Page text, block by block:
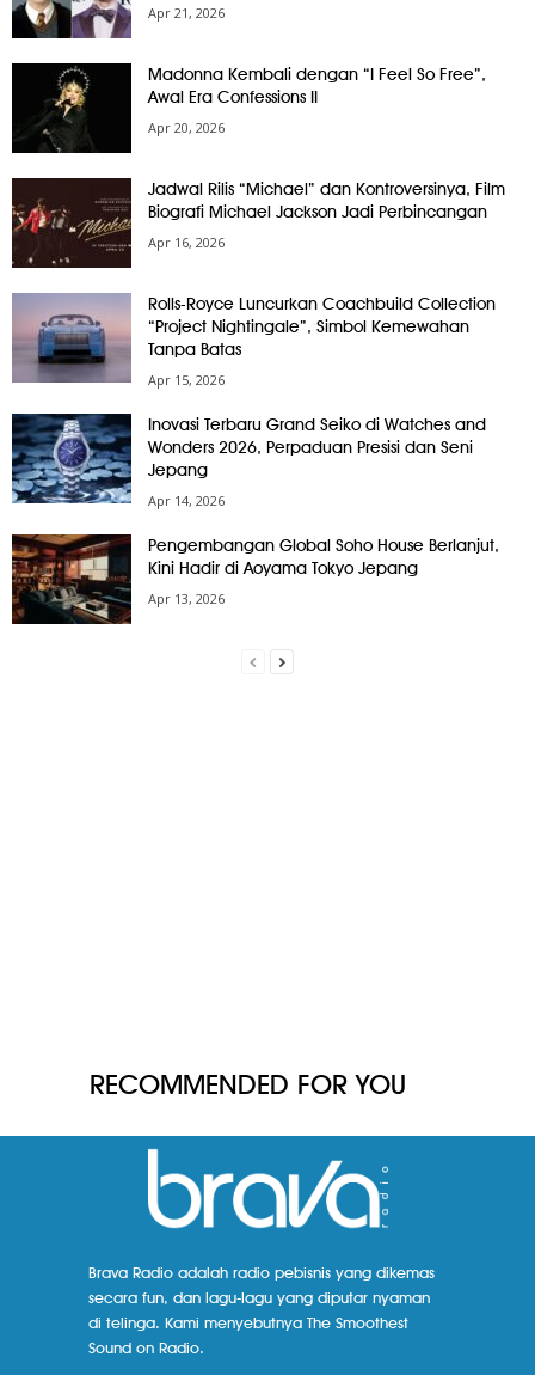
Apr 21, 2026
Madonna Kembali dengan “I Feel So Free”,
Awal Era Confessions II
Apr 20, 2026
Jadwal Rilis “Michael” dan Kontroversinya, Film
Biografi Michael Jackson Jadi Perbincangan
Apr 16, 2026
Rolls-Royce Luncurkan Coachbuild Collection
“Project Nightingale”, Simbol Kemewahan
Tanpa Batas
Apr 15, 2026
Inovasi Terbaru Grand Seiko di Watches and
Wonders 2026, Perpaduan Presisi dan Seni
Jepang
Apr 14, 2026
Pengembangan Global Soho House Berlanjut,
Kini Hadir di Aoyama Tokyo Jepang
Apr 13, 2026
RECOMMENDED FOR YOU
Brava Radio adalah radio pebisnis yang dikemas
secara fun, dan lagu-lagu yang diputar nyaman
di telinga. Kami menyebutnya The Smoothest
Sound on Radio.